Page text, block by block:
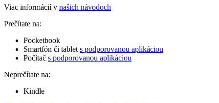
Viac informácií v našich návodoch
Prečítate na:
Pocketbook
Smartfón či tablet s podporovanou aplikáciou
Počítač s podporovanou aplikáciou
Neprečítate na:
Kindle